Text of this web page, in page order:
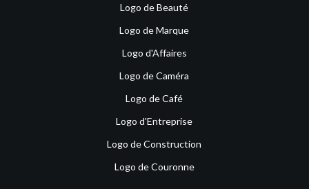
Logo de Beauté
Logo de Marque
Logo d'Affaires
Logo de Caméra
Logo de Café
Logo d'Entreprise
Logo de Construction
Logo de Couronne